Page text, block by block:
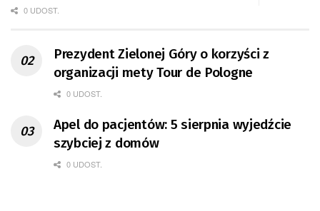
0 UDOST.
Prezydent Zielonej Góry o korzyści z
organizacji mety Tour de Pologne
0 UDOST.
Apel do pacjentów: 5 sierpnia wyjedźcie
szybciej z domów
0 UDOST.